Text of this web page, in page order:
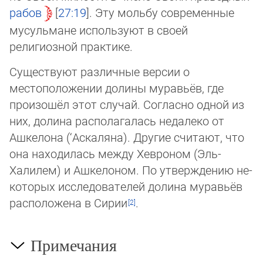
рабов
27:19 . Эту мольбу современные
му­сульмане используют в своей
религиозной практике.
Существуют различные версии о
местоположении долины муравьёв, где
произошёл этот случай. Согласно одной из
них, долина располагалась недалеко от
Ашкелона (‘Ас­ка­ляна). Дру­гие считают, что
она находилась между Хевроном (Эль-
Халилем) и Аш­ке­ло­ном. По ут­вер­жде­нию не­
ко­торых исследователей долина му­ра­вьёв
располо­же­на в Си­рии
.
Примечания